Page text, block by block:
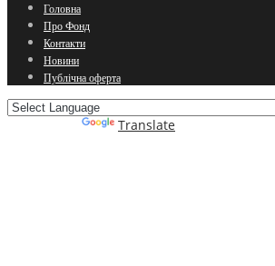
Головна
Про Фонд
Контакти
Новини
Публічна оферта
Translate